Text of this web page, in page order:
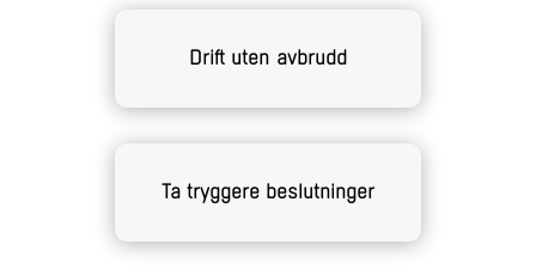
Drift uten avbrudd
Ta tryggere beslutninger